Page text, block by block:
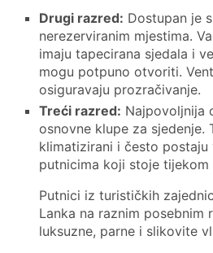
Drugi razred: Dostupan je
nerezerviranim mjestima.
imaju tapecirana sjedala i
mogu potpuno otvoriti.
osiguravaju prozračivanje.
Treći razred: Najpovoljnija
osnovne klupe za sjedenje.
klimatizirani i često postaju
putnicima koji stoje tijekom
Putnici iz turističkih
Lanka na raznim posebnim
luksuzne, parne i slikovite